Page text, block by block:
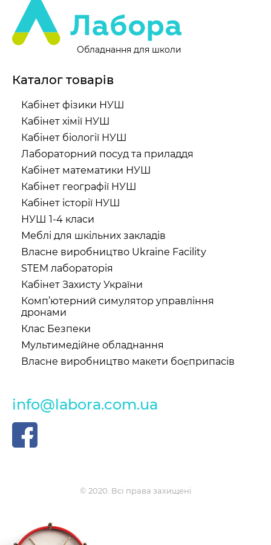
Обладнання для школи
Каталог товарів
Кабінет фізики НУШ
Кабінет хімії НУШ
Кабінет біології НУШ
Лабораторний посуд та приладдя
Кабінет математики НУШ
Кабінет географії НУШ
Кабінет історії НУШ
НУШ 1-4 класи
Меблі для шкільних закладів
Власне виробництво Ukraine Facility
STEM лабораторія
Кабінет Захисту України
Комп’ютерний симулятор управління
дронами
Клас Безпеки
Мультимедійне обладнання
Власне виробництво макети боєприпасів
info@labora.com.ua
© 2020. Всі права захищені